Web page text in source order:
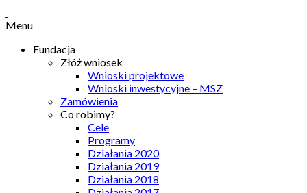
Menu
Fundacja
Złóż wniosek
Wnioski projektowe
Wnioski inwestycyjne – MSZ
Zamówienia
Co robimy?
Cele
Programy
Działania 2020
Działania 2019
Działania 2018